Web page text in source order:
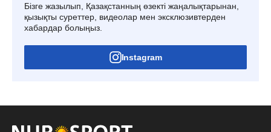
Бізге жазылып, Қазақстанның өзекті жаңалықтарынан,
қызықты суреттер, видеолар мен эксклюзивтерден
хабардар болыңыз.
Instagram